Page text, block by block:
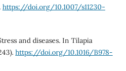
https://doi.org/10.1007/s11230-
and diseases. In Tilapia
https://doi.org/10.1016/B978-